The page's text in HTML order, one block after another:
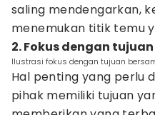
saling mendengarkan,
menemukan titik temu
2. Fokus dengan
Ilustrasi fokus dengan tujuan
Hal penting yang perlu
pihak memiliki tujuan